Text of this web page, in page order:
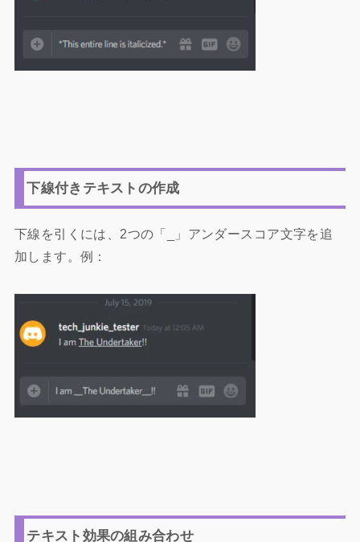
下線付きテキストの作成
下線を引くには、2つの「_」アンダースコア文字を追
加します。例：
テキスト効果の組み合わせ